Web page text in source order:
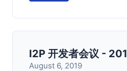
I2P 开发者会议 -
August 6, 2019